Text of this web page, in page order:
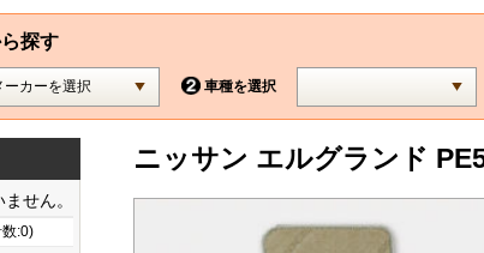
探す
車種を選択
ニッサン エルグランド
せん。
:0)